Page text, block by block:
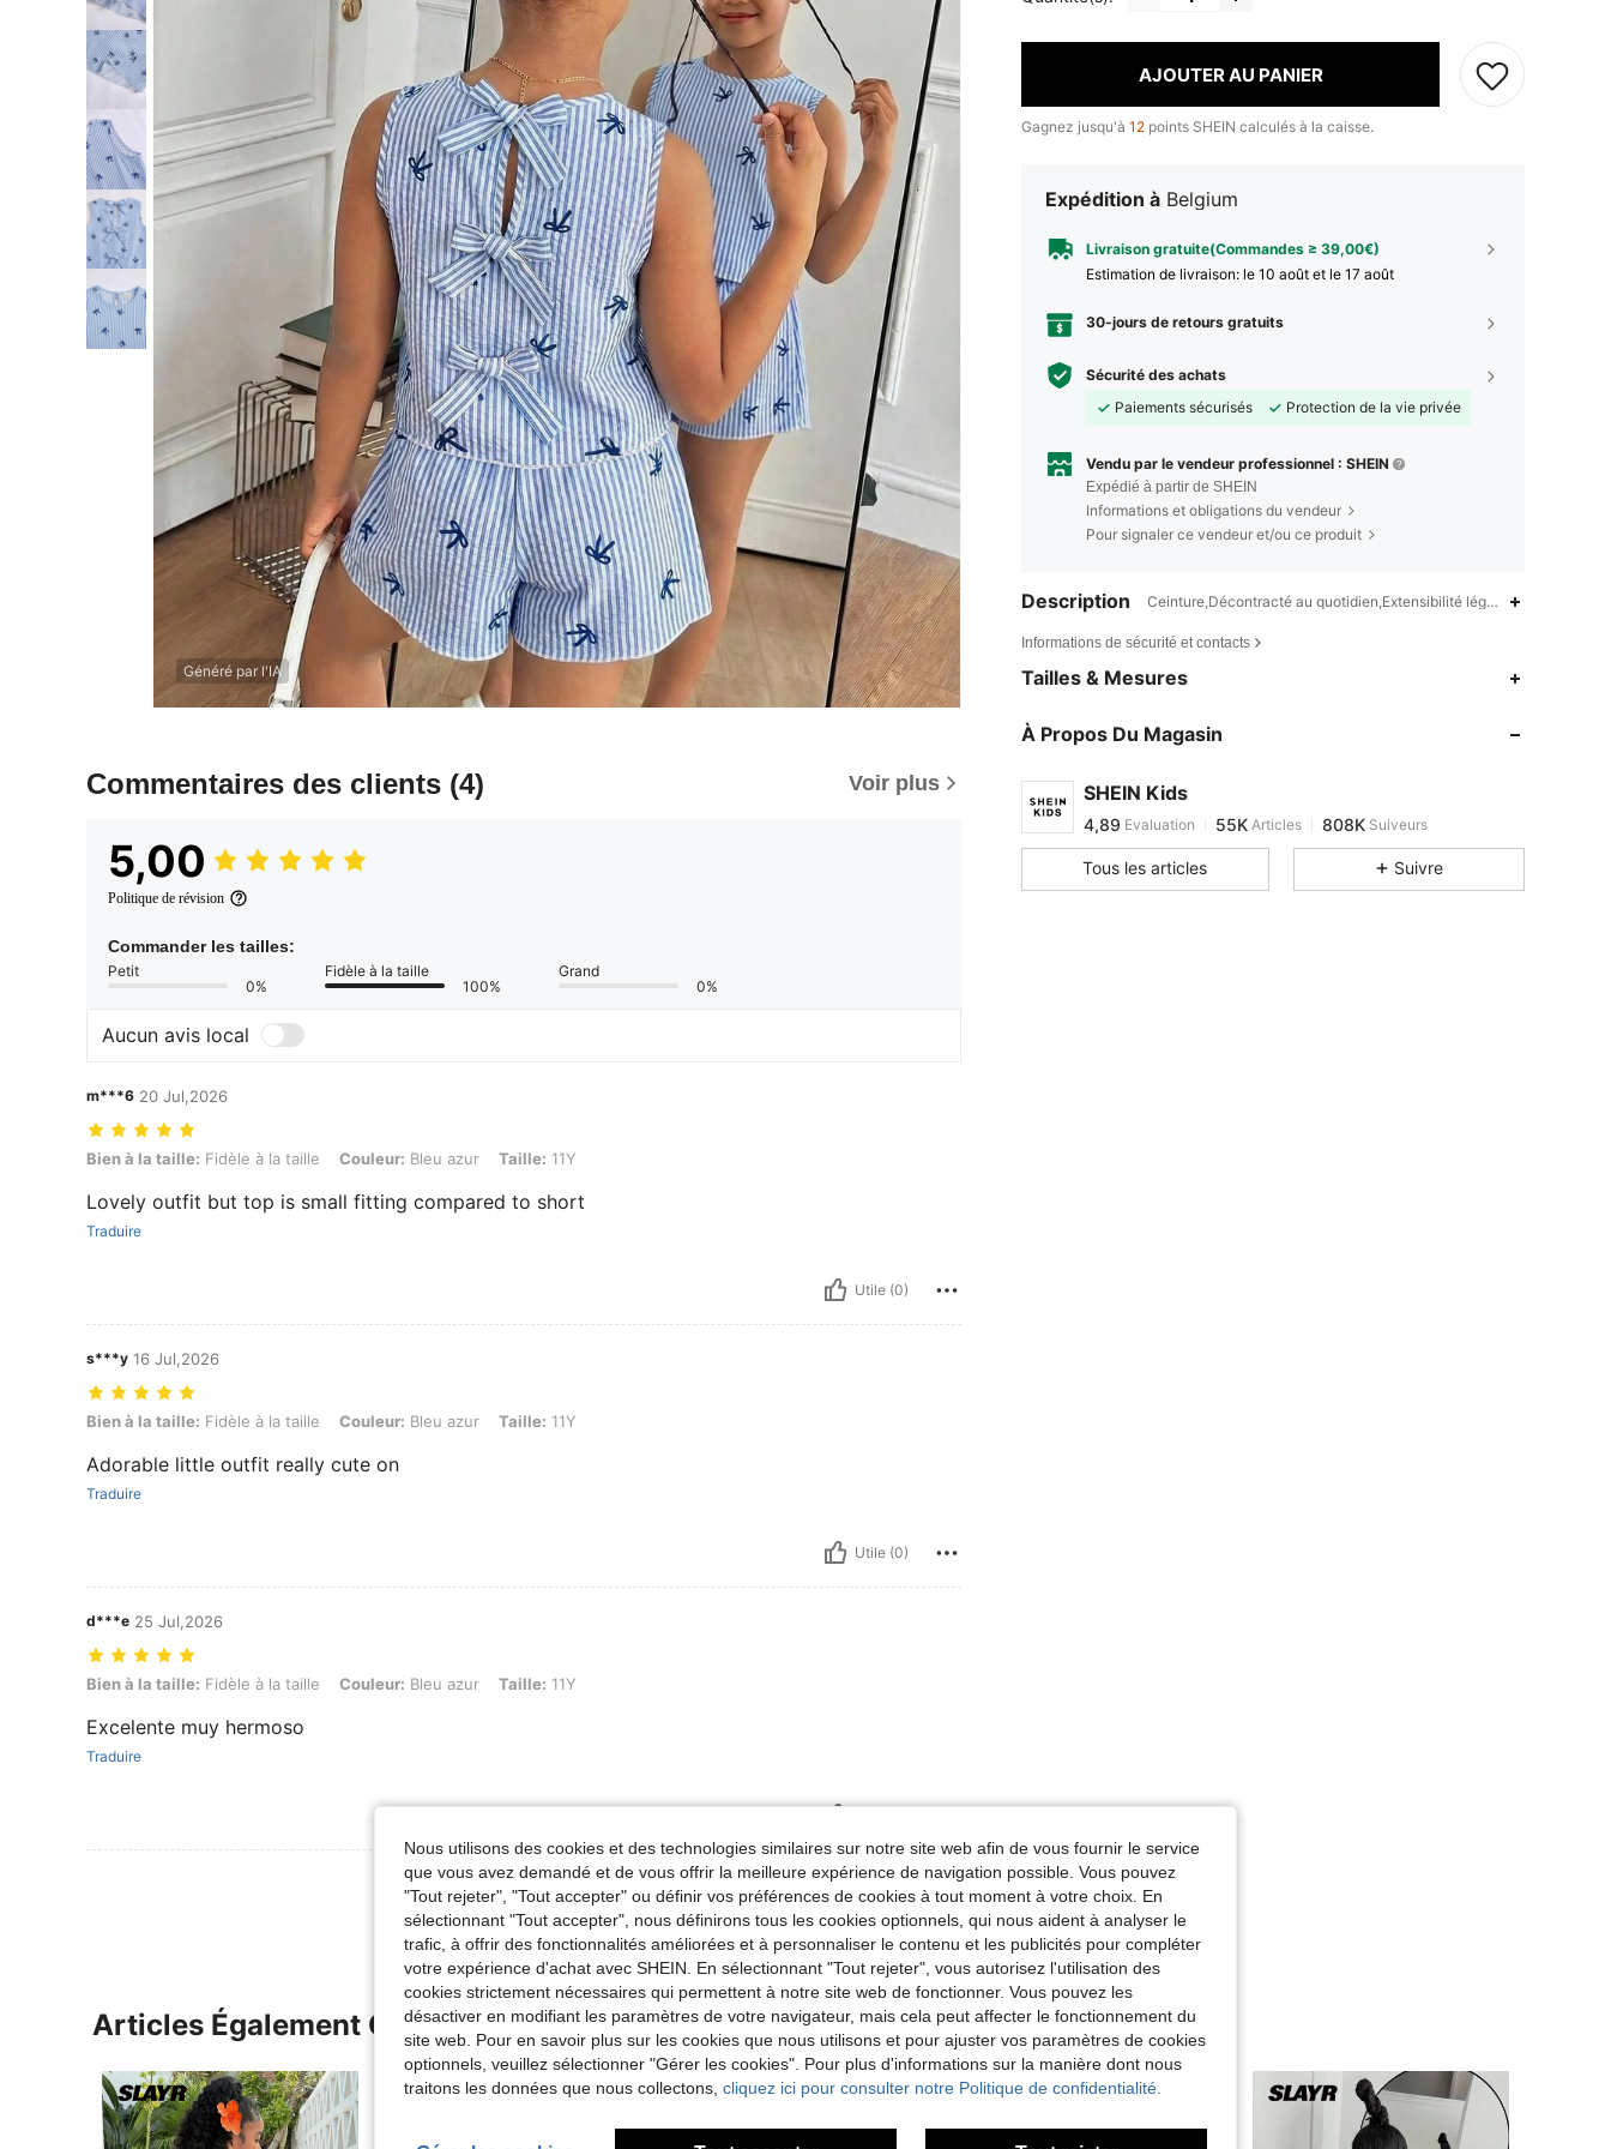
Généré par l'IA
Commentaires des clients (4) Voir plus
5,00
Politique de révision
Commander les tailles:
Petit
0%
Fidèle à la taille
100%
Grand
0%
Aucun avis local
m***6 20 Jul,2026
Bien à la taille: Fidèle à la taille, Couleur: Bleu azur, Taille: 11Y
Bien à la taille: Fidèle à la taille Couleur: Bleu azur Taille: 11Y
Lovely outfit but top is small fitting compared to short
Traduire
Utile (0)
s***y 16 Jul,2026
Bien à la taille: Fidèle à la taille, Couleur: Bleu azur, Taille: 11Y
Bien à la taille: Fidèle à la taille Couleur: Bleu azur Taille: 11Y
Adorable little outfit really cute on
Traduire
Utile (0)
d***e 25 Jul,2026
Bien à la taille: Fidèle à la taille, Couleur: Bleu azur, Taille: 11Y
Bien à la taille: Fidèle à la taille Couleur: Bleu azur Taille: 11Y
Excelente muy hermoso
Traduire
Voir Plus D'avis
AJOUTER AU PANIER
Gagnez jusqu'à 12 points SHEIN calculés à la caisse.
Expédition à Belgium
Livraison gratuite(Commandes ≥ 39,00€)
Estimation de livraison: le 10 août et le 17 août
30-jours de retours gratuits
Sécurité des achats
Paiements sécurisés
Protection de la vie privée
Vendu par le vendeur professionnel : SHEIN
Expédié à partir de SHEIN
Informations et obligations du vendeur
Pour signaler ce vendeur et/ou ce produit
Description Ceinture,Décontracté au quotidien,Extensibilité légère
Informations de sécurité et contacts
Tailles & Mesures
À Propos Du Magasin
SHEIN Kids
4,89
55K
3***1est en train de naviguer
4,89 55K
808K
4,89
Tous les articles Suivre
Articles Également Consultés
Nous utilisons des cookies et des technologies similaires sur notre site web afin de vous fournir le service
que vous avez demandé et de vous offrir la meilleure expérience de navigation possible. Vous pouvez
"Tout rejeter", "Tout accepter" ou définir vos préférences de cookies à tout moment à votre choix. En
sélectionnant "Tout accepter", nous définirons tous les cookies optionnels, qui nous aident à analyser le
trafic, à offrir des fonctionnalités améliorées et à personnaliser le contenu et les publicités pour compléter
votre expérience d'achat avec SHEIN. En sélectionnant "Tout rejeter", vous autorisez l'utilisation des
cookies strictement nécessaires qui permettent à notre site web de fonctionner. Vous pouvez les
désactiver en modifiant les paramètres de votre navigateur, mais cela peut affecter le fonctionnement du
site web. Pour en savoir plus sur les cookies que nous utilisons et pour ajuster vos paramètres de cookies
optionnels, veuillez sélectionner "Gérer les cookies". Pour plus d'informations sur la manière dont nous
traitons les données que nous collectons, cliquez ici pour consulter notre Politique de confidentialité.